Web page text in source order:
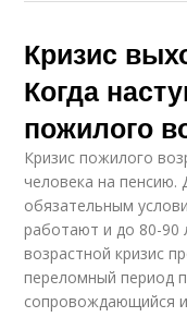
Кризис
Когда
пожилого
Кризис пожилого
человека на пенсию.
обязательным
работают и до 80-90
возрастной кризис
переломный период
сопровождающийся